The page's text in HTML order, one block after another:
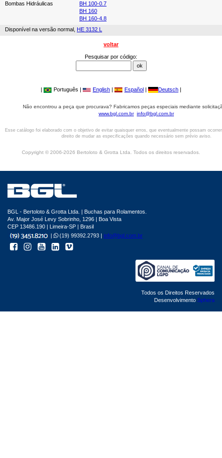
Bombas Hidráulicas
BH 100-0.7
BH 160
BH 160-4.8
Disponível na versão normal, HE 3132 L
voltar
Pesquisar por código:
| Português | English | Español | Deutsch |
Não encontrou a peça que procurava? Fabricamos peças especiais mediante
www.bgl.com.br info@bgl.com.br
Esse catálogo foi elaborado com o objetivo de evitar quaisquer erros, que eventualmente possam
direito de mudar as especificações quando necessário sem prévio aviso.
Copyright © 2006-2026 Bertoloto & Grotta Ltda. Todos os direitos reservados.
BGL - Bertoloto & Grotta Ltda. | Buchas para Rolamentos.
Av. Major José Levy Sobrinho, 1296 | Boa Vista
CEP 13486.190 | Limeira-SP | Brasil
|
(19) 99392.2793 | info@bgl.com.br
Todos os Direitos Reservados
Desenvolvimento Sphera